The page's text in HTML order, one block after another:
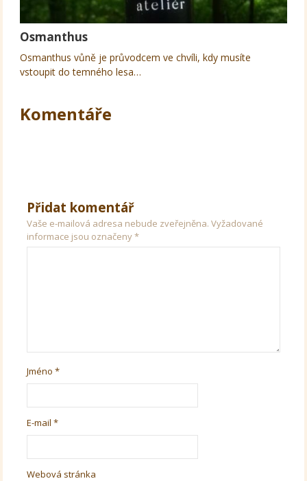
Osmanthus
Osmanthus vůně je průvodcem ve chvíli, kdy musíte
vstoupit do temného lesa…
Komentáře
Přidat komentář
Vaše e-mailová adresa nebude zveřejněna. Vyžadované
informace jsou označeny*
Jméno*
E-mail*
Webová stránka